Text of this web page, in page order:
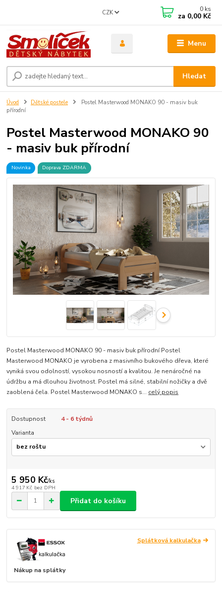
Menu
CZK
Hledat
0 ks
za 0,00 Kč
Úvod Dětské postele
Postel Masterwood MONAKO 90 - masiv buk
přírodní
Postel Masterwood MONAKO 90
- masiv buk přírodní
Novinka Doprava ZDARMA
Postel Masterwood MONAKO 90 - masiv buk přírodní Postel
Masterwood MONAKO je vyrobena z masivního bukového dřeva, které
vyniká svou odolností, vysokou nosností a kvalitou. Je nenáročné na
údržbu a má dlouhou životnost. Postel má silné, stabilní nožičky a dvě
zaoblená čela. Postel Masterwood MONAKO s... celý popis
Dostupnost
4 - 6 týdnů
Varianta
5 950 Kč/ks
4 917 Kč bez DPH
Přidat do košíku
Splátková kalkulačka
Nákup na splátky